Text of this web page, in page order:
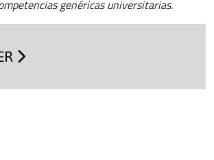
genéricas universitarias.